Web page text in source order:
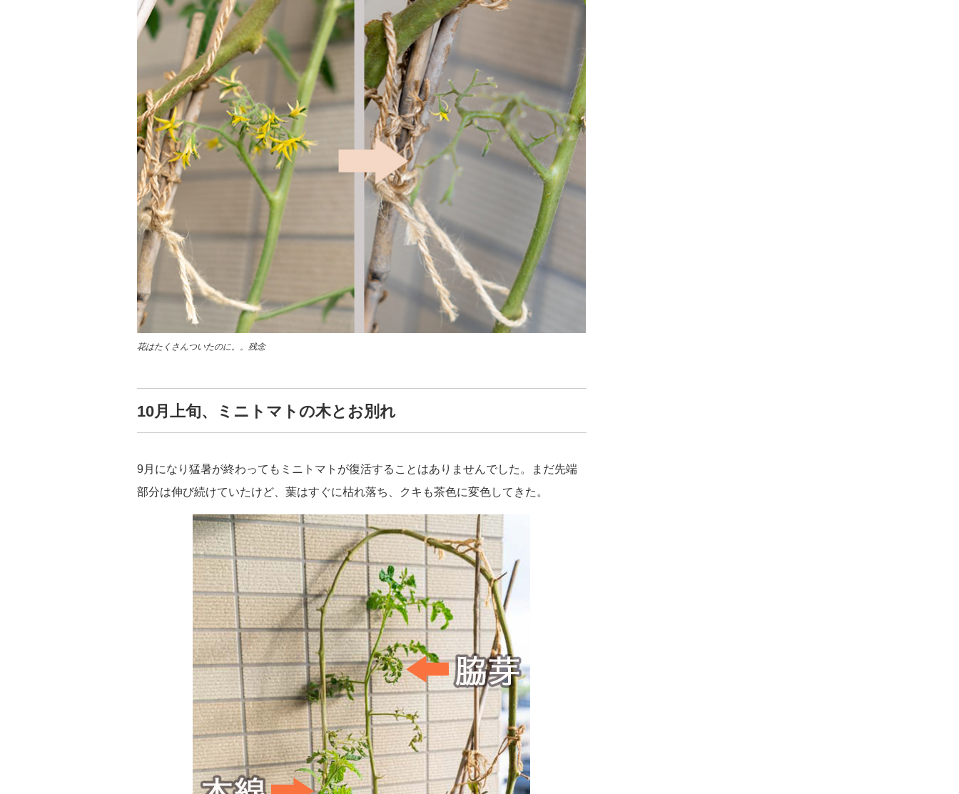
花はたくさんついたのに。。残念
10月上旬、ミニトマトの木とお別れ
9月になり猛暑が終わってもミニトマトが復活することはありませんでした。まだ先端
部分は伸び続けていたけど、葉はすぐに枯れ落ち、クキも茶色に変色してきた。